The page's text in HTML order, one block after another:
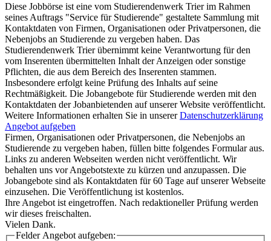
Diese Jobbörse ist eine vom Studierendenwerk Trier im Rahmen
seines Auftrags "Service für Studierende" gestaltete Sammlung mit
Kontaktdaten von Firmen, Organisationen oder Privatpersonen, die
Nebenjobs an Studierende zu vergeben haben. Das
Studierendenwerk Trier übernimmt keine Verantwortung für den
vom Inserenten übermittelten Inhalt der Anzeigen oder sonstige
Pflichten, die aus dem Bereich des Inserenten stammen.
Insbesondere erfolgt keine Prüfung des Inhalts auf seine
Rechtmäßigkeit. Die Jobangebote für Studierende werden mit den
Kontaktdaten der Jobanbietenden auf unserer Website veröffentlicht.
Weitere Informationen erhalten Sie in unsererDatenschutzerklärung
Angebot aufgeben
Firmen, Organisationen oder Privatpersonen, die Nebenjobs an
Studierende zu vergeben haben, füllen bitte folgendes Formular aus.
Links zu anderen Webseiten werden nicht veröffentlicht. Wir
behalten uns vor Angebotstexte zu kürzen und anzupassen. Die
Jobangebote sind als Kontaktdaten für 60 Tage auf unserer Webseite
einzusehen. Die Veröffentlichung ist kostenlos.
Ihre Angebot ist eingetroffen. Nach redaktioneller Prüfung werden
wir dieses freischalten.
Vielen Dank.
Felder Angebot aufgeben: